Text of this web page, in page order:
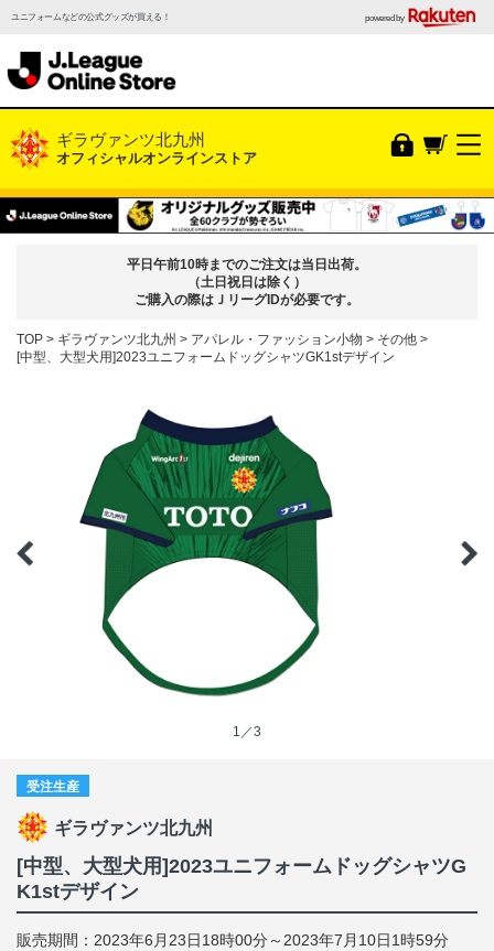
ユニフォームなどの公式グッズが買える！ powered by
ギラヴァンツ北九州
オフィシャルオンラインストア
平日午前10時までのご注文は当日出荷。
（土日祝日は除く）
ご購入の際はＪリーグIDが必要です。
TOP ギラヴァンツ北九州 アパレル・ファッション小物
その他
[中型、大型犬用]2023ユニフォームドッグシャツGK1stデザイン
1／3
受注生産
ギラヴァンツ北九州
[中型、大型犬用]2023ユニフォームドッグシャツG
K1stデザイン
販売期間：2023年6月23日18時00分～2023年7月10日1時59分